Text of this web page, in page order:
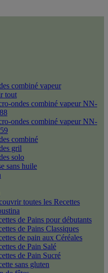
combiné vapeur
tout
ondes combiné vapeur NN-
ondes combiné vapeur NN-
combiné
gril
solo
sans huile
toutes les Recettes
de Pains pour débutants
de Pains Classiques
de pain aux Céréales
de Pain Salé
de Pain Sucré
sans gluten